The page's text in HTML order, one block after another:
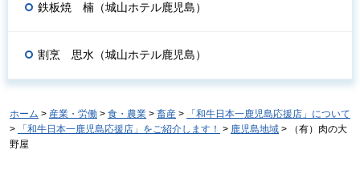
鉄板焼 楠（城山ホテル鹿児島）
割烹 思水（城山ホテル鹿児島）
ホーム > 産業・労働 > 食・農業 > 畜産 >
「和牛日本一鹿児島応援店」について
>
「和牛日本一鹿児島応援店」をご紹介します！ > 鹿児島地域 > （有）肉の大
野屋